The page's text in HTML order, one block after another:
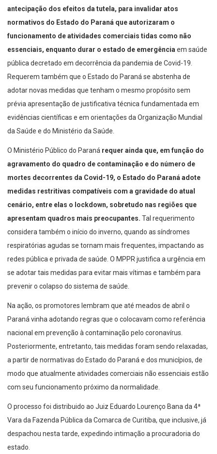
antecipação dos efeitos da tutela, para invalidar atos
normativos do Estado do Paraná que autorizaram o
funcionamento de atividades comerciais tidas como não
essenciais, enquanto durar o estado de emergência em saúde
pública decretado em decorrência da pandemia de Covid-19.
Requerem também que o Estado do Paraná se abstenha de
adotar novas medidas que tenham o mesmo propósito sem
prévia apresentação de justificativa técnica fundamentada em
evidências científicas e em orientações da Organização Mundial
da Saúde e do Ministério da Saúde.
O Ministério Público do Paraná requer ainda que, em função do
agravamento do quadro de contaminação e do número de
mortes decorrentes da Covid-19, o Estado do Paraná adote
medidas restritivas compatíveis com a gravidade do atual
cenário, entre elas o lockdown, sobretudo nas regiões que
apresentam quadros mais preocupantes. Tal requerimento
considera também o início do inverno, quando as síndromes
respiratórias agudas se tornam mais frequentes, impactando as
redes pública e privada de saúde. O MPPR justifica a urgência em
se adotar tais medidas para evitar mais vítimas e também para
prevenir o colapso do sistema de saúde.
Na ação, os promotores lembram que até meados de abril o
Paraná vinha adotando regras que o colocavam como referência
nacional em prevenção à contaminação pelo coronavírus.
Posteriormente, entretanto, tais medidas foram sendo relaxadas,
a partir de normativas do Estado do Paraná e dos municípios, de
modo que atualmente atividades comerciais não essenciais estão
com seu funcionamento próximo da normalidade.
O processo foi distribuido ao Juiz Eduardo Lourenço Bana da 4ª
Vara da Fazenda Pública da Comarca de Curitiba, que inclusive, já
despachou nesta tarde, expedindo intimação a procuradoria do
estado.